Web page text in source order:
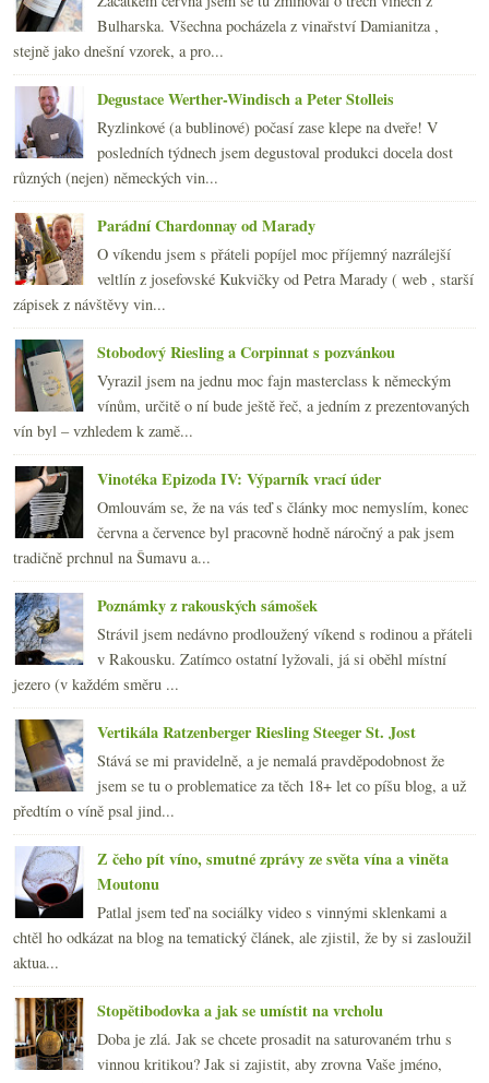
Ano, šéfe! Mrknu se i příště
Výsledky ankety „Krize? Měníte vinné návyky?“
Kamínky příjemné jižní Francie
3 odrůdy x 3 země původu ve slepé ochutnávce
Ryzlink a ryzlinkoveltlín
„To“ víno ve zkoušce deseti lety
►února(20)
►ledna(20)
►2008(270)
►2007(108)
Bulharska. Všechna pocházela z vinařství Damianitza ,
stejně jako dnešní vzorek, a pro...
Degustace Werther-Windisch a Peter Stolleis
Ryzlinkové (a bublinové) počasí zase klepe na dveře! V
posledních týdnech jsem degustoval produkci docela dost
různých (nejen) německých vin...
Parádní Chardonnay od Marady
O víkendu jsem s přáteli popíjel moc příjemný nazrálejší
veltlín z josefovské Kukvičky od Petra Marady ( web , starší
zápisek z návštěvy vin...
Stobodový Riesling a Corpinnat s pozvánkou
Vyrazil jsem na jednu moc fajn masterclass k německým
vínům, určitě o ní bude ještě řeč, a jedním z prezentovaných
vín byl – vzhledem k zamě...
Vinotéka Epizoda IV: Výparník vrací úder
Omlouvám se, že na vás teď s články moc nemyslím, konec
června a července byl pracovně hodně náročný a pak jsem
tradičně prchnul na Šumavu a...
Poznámky z rakouských sámošek
Strávil jsem nedávno prodloužený víkend s rodinou a přáteli
v Rakousku. Zatímco ostatní lyžovali, já si oběhl místní
jezero (v každém směru ...
Vertikála Ratzenberger Riesling Steeger St. Jost
Stává se mi pravidelně, a je nemalá pravděpodobnost že
jsem se tu o problematice za těch 18+ let co píšu blog, a už
předtím o víně psal jind...
Z čeho pít víno, smutné zprávy ze světa vína a viněta
Moutonu
Patlal jsem teď na sociálky video s vinnými sklenkami a
chtěl ho odkázat na blog na tematický článek, ale zjistil, že by si zasloužil
aktua...
Stopětibodovka a jak se umístit na vrcholu
Doba je zlá. Jak se chcete prosadit na saturovaném trhu s
vinnou kritikou? Jak si zajistit, aby zrovna Vaše jméno,